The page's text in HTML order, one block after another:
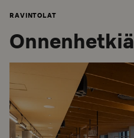
RAVINTOLAT
Onnenhetkiä